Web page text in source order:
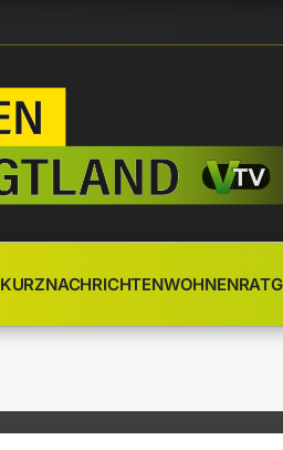
KURZNACHRICHTENWOHNEN